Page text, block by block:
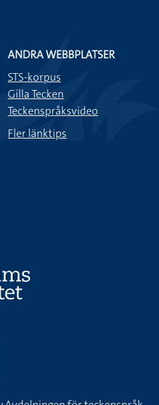
ANDRA WEBBPLATSER
STS-korpus
Gilla Tecken
Teckenspråksvideo
Fler länktips